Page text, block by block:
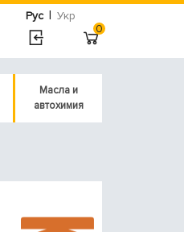
Рус | Укр
0
Масла и
автохимия